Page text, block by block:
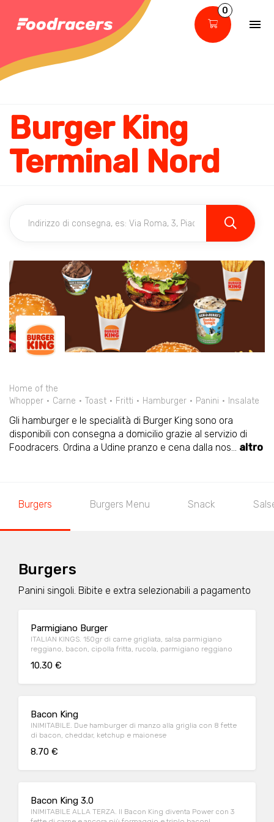
0
Burger King
Terminal Nord
Home of the
Whopper
Carne Toast Fritti Hamburger Panini Insalate
Gli hamburger e le specialità di Burger King sono ora
disponibili con consegna a domicilio grazie al servizio di
Foodracers. Ordina a Udine pranzo e cena dalla nos... altro
Burgers Burgers Menu Snack
Burgers
Panini singoli. Bibite e extra selezionabili a pagamento
Parmigiano Burger
ITALIAN KINGS. 150gr di carne grigliata, salsa parmigiano
reggiano, bacon, cipolla fritta, rucola, parmigiano reggiano
10.30 €
Bacon King
INIMITABILE. Due hamburger di manzo alla griglia con 8 fette
di bacon, cheddar, ketchup e maionese
8.70 €
Bacon King 3.0
INIMITABILE ALLA TERZA. Il Bacon King diventa Power con 3